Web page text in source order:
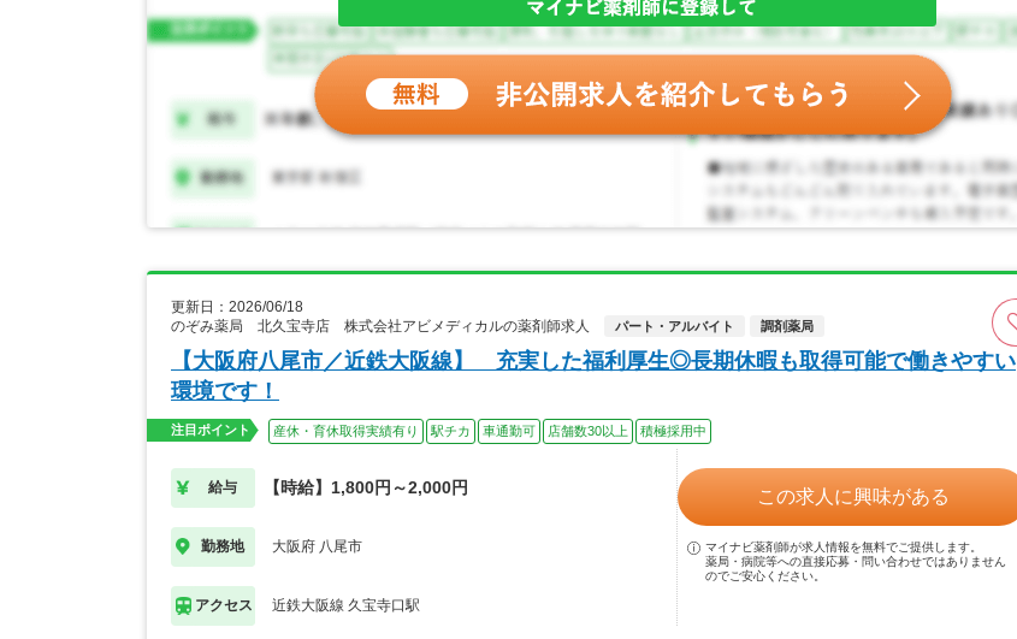
更新日：2026/06/18
のぞみ薬局 北久宝寺店 株式会社アビメディカルの薬剤師求人
パート・アルバイト 調剤薬局
【大阪府八尾市／近鉄大阪線】 充実した福利厚生◎長期休暇も取得可能で働きやすい
環境です！
注目ポイント 産休・育休取得実績有り 駅チカ 車通勤可 店舗数30以上 積極採用中
給与 【時給】1,800円～2,000円
勤務地 大阪府 八尾市
アクセス 近鉄大阪線 久宝寺口駅
この求人に興味がある
マイナビ薬剤師が求人情報を無料でご提供します。
薬局・病院等への直接応募・問い合わせではありません
のでご安心ください。